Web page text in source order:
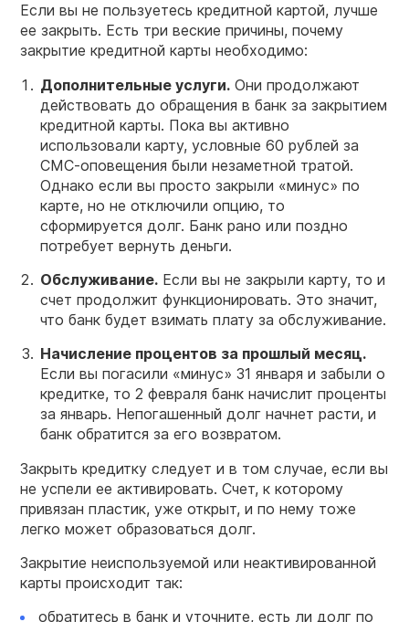
Если вы не пользуетесь кредитной картой, лучше
ее закрыть. Есть три веские причины, почему
закрытие кредитной карты необходимо:
Дополнительные услуги. Они продолжают
действовать до обращения в банк за закрытием
кредитной карты. Пока вы активно
использовали карту, условные 60 рублей за
СМС-оповещения были незаметной тратой.
Однако если вы просто закрыли «минус» по
карте, но не отключили опцию, то
сформируется долг. Банк рано или поздно
потребует вернуть деньги.
Обслуживание. Если вы не закрыли карту, то и
счет продолжит функционировать. Это значит,
что банк будет взимать плату за обслуживание.
Начисление процентов за прошлый месяц.
Если вы погасили «минус» 31 января и забыли о
кредитке, то 2 февраля банк начислит проценты
за январь. Непогашенный долг начнет расти, и
банк обратится за его возвратом.
Закрыть кредитку следует и в том случае, если вы
не успели ее активировать. Счет, к которому
привязан пластик, уже открыт, и по нему тоже
легко может образоваться долг.
Закрытие неиспользуемой или неактивированной
карты происходит так:
обратитесь в банк и уточните, есть ли долг по